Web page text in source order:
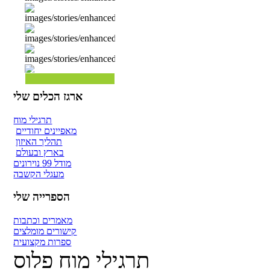
ארגז הכלים שלי
תרגילי מוח
מאפיינים יחודיים
תהליך האיזון
בארץ ובעולם
מודל 99 נוירונים
מעגלי הקשבה
הספרייה שלי
מאמרים וכתבות
קישורים מומלצים
ספרות מקצועית
תרגילי מוח פלוס